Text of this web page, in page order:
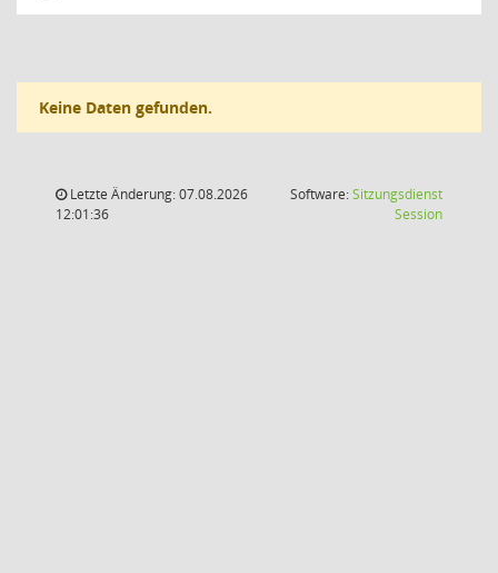
Keine Daten gefunden.
Letzte Änderung: 07.08.2026
12:01:36
Software:Sitzungsdienst
Session(Wird in